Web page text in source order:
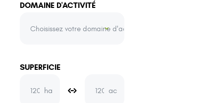
DOMAINE D'ACTIVITÉ
SUPERFICIE
ha ac